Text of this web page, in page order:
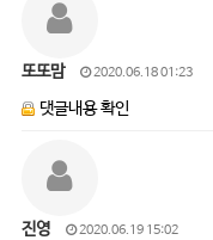
또또맘 2020.06.18 01:23
댓글내용 확인
진영 2020.06.19 15:02